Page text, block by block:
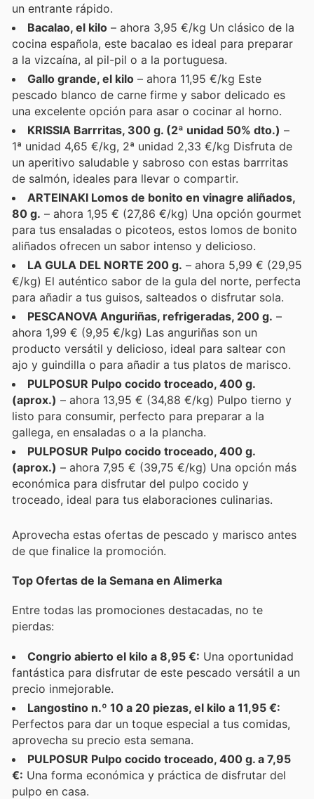
un entrante rápido.
Bacalao, el kilo – ahora 3,95 €/kg Un clásico de la
cocina española, este bacalao es ideal para preparar
a la vizcaína, al pil-pil o a la portuguesa.
Gallo grande, el kilo – ahora 11,95 €/kg Este
pescado blanco de carne firme y sabor delicado es
una excelente opción para asar o cocinar al horno.
KRISSIA Barrritas, 300 g. (2ª unidad 50% dto.) –
1ª unidad 4,65 €/kg, 2ª unidad 2,33 €/kg Disfruta de
un aperitivo saludable y sabroso con estas barrritas
de salmón, ideales para llevar o compartir.
ARTEINAKI Lomos de bonito en vinagre aliñados,
80 g. – ahora 1,95 € (27,86 €/kg) Una opción gourmet
para tus ensaladas o picoteos, estos lomos de bonito
aliñados ofrecen un sabor intenso y delicioso.
LA GULA DEL NORTE 200 g. – ahora 5,99 € (29,95
€/kg) El auténtico sabor de la gula del norte, perfecta
para añadir a tus guisos, salteados o disfrutar sola.
PESCANOVA Anguriñas, refrigeradas, 200 g. –
ahora 1,99 € (9,95 €/kg) Las anguriñas son un
producto versátil y delicioso, ideal para saltear con
ajo y guindilla o para añadir a tus platos de marisco.
PULPOSUR Pulpo cocido troceado, 400 g.
(aprox.) – ahora 13,95 € (34,88 €/kg) Pulpo tierno y
listo para consumir, perfecto para preparar a la
gallega, en ensaladas o a la plancha.
PULPOSUR Pulpo cocido troceado, 400 g.
(aprox.) – ahora 7,95 € (39,75 €/kg) Una opción más
económica para disfrutar del pulpo cocido y
troceado, ideal para tus elaboraciones culinarias.
Aprovecha estas ofertas de pescado y marisco antes
de que finalice la promoción.
Top Ofertas de la Semana en Alimerka
Entre todas las promociones destacadas, no te
pierdas:
Congrio abierto el kilo a 8,95 €: Una oportunidad
fantástica para disfrutar de este pescado versátil a un
precio inmejorable.
Langostino n.º 10 a 20 piezas, el kilo a 11,95 €:
Perfectos para dar un toque especial a tus comidas,
aprovecha su precio esta semana.
PULPOSUR Pulpo cocido troceado, 400 g. a 7,95
€: Una forma económica y práctica de disfrutar del
pulpo en casa.